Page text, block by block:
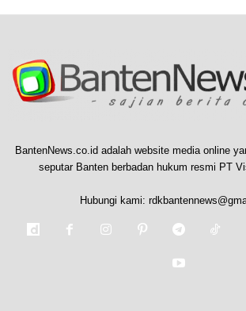
BantenNews.co.id adalah website media online
seputar Banten berbadan hukum resmi PT
Hubungi kami: